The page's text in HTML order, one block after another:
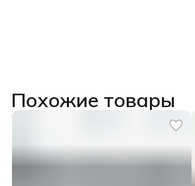
Похожие товары